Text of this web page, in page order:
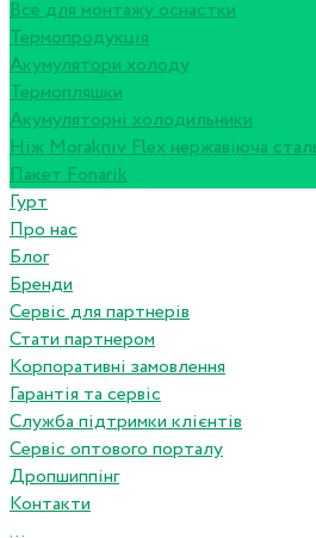
Все для монтажу оснастки
Термопродукція
Акумулятори холоду
Термопляшки
Акумуляторні холодильники
Ніж Morakniv Flex нержавіюча
Пакет Fonarik
Гурт
Про нас
Блог
Бренди
Сервіс для партнерів
Стати партнером
Корпоративні замовлення
Гарантія та сервіс
Служба підтримки клієнтів
Сервіс оптового порталу
Дропшиппінг
Контакти
...